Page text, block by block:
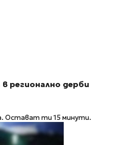
регионално дерби
Остават ти 15 минути.